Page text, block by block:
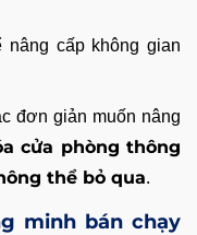
cấp không gian
đơn giản muốn nâng
cửa phòng thông
thể bỏ qua.
minh bán chạy